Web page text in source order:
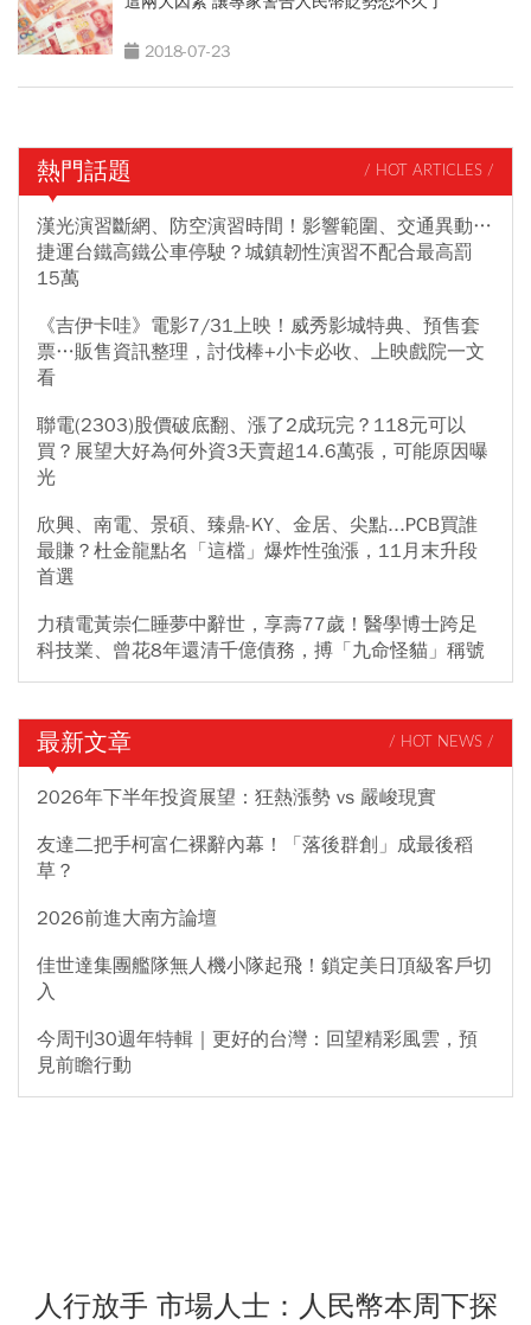
2018-07-23
熱門話題 / HOT ARTICLES /
漢光演習斷網、防空演習時間！影響範圍、交通異動…
捷運台鐵高鐵公車停駛？城鎮韌性演習不配合最高罰
15萬
《吉伊卡哇》電影7/31上映！威秀影城特典、預售套
票…販售資訊整理，討伐棒+小卡必收、上映戲院一文
看
聯電(2303)股價破底翻、漲了2成玩完？118元可以
買？展望大好為何外資3天賣超14.6萬張，可能原因曝
光
欣興、南電、景碩、臻鼎-KY、金居、尖點...PCB買誰
最賺？杜金龍點名「這檔」爆炸性強漲，11月末升段
首選
力積電黃崇仁睡夢中辭世，享壽77歲！醫學博士跨足
科技業、曾花8年還清千億債務，搏「九命怪貓」稱號
最新文章 / HOT NEWS /
2026年下半年投資展望：狂熱漲勢 vs 嚴峻現實
友達二把手柯富仁裸辭內幕！「落後群創」成最後稻
草？
2026前進大南方論壇
佳世達集團艦隊無人機小隊起飛！鎖定美日頂級客戶切
入
今周刊30週年特輯｜更好的台灣：回望精彩風雲，預
見前瞻行動
人行放手 市場人士：人民幣本周下探